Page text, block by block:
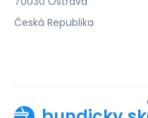
Česká Republika